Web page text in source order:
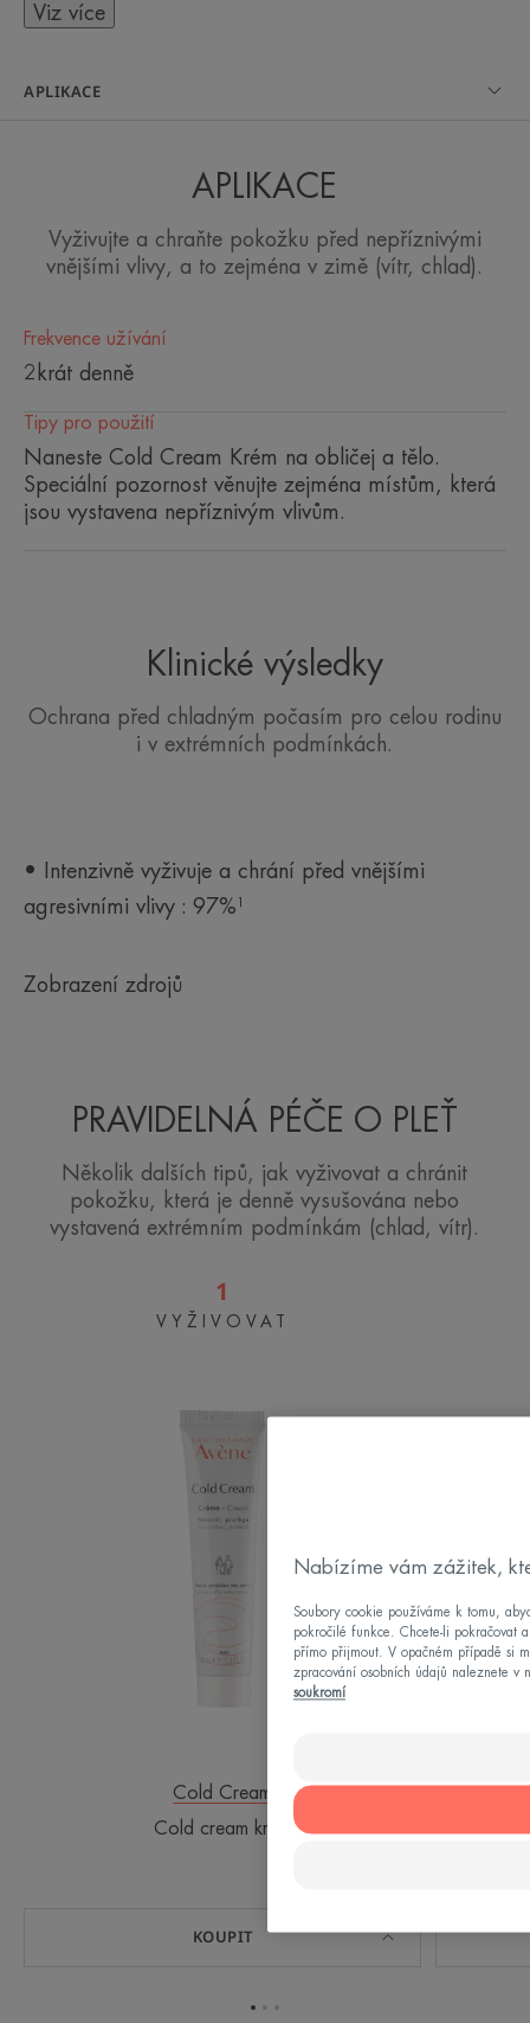
Péče o pleť, která ji vyživuje a
chrání i v extrémních podmínkách
Výhoda
Výživa a úleva pro suchou až velmi suchou
a citlivou pokožku. Krém vhodný pro celou rodinu.
• CHRÁNÍ před chladem.
Viz více
APLIKACE
APLIKACE
Vyživujte a chraňte pokožku před nepříznivými
vnějšími vlivy, a to zejména v zimě (vítr, chlad).
Frekvence užívání
2krát denně
Tipy pro použití
Naneste Cold Cream Krém na obličej a tělo.
Speciální pozornost věnujte zejména místům, která
jsou vystavena nepříznivým vlivům.
Klinické výsledky
Ochrana před chladným počasím pro celou rodinu
i v extrémních podmínkách.
• Intenzivně vyživuje a chrání před vnějšími
agresivními vlivy : 97%¹
Zobrazení zdrojů
PRAVIDELNÁ PÉČE O PLEŤ
Několik dalších tipů, jak vyživovat a chránit
pokožku, která je denně vysušována nebo
vystavená extrémním podmínkám (chlad, vítr).
1
Cold
VYŽIVOVAT
Cold Cream
Cold cream krém
KOUPIT
Nabízíme vám zážitek,
Soubory cookie používáme k tomu,
pokročilé funkce. Chcete-li pokračovat
přímo přijmout. V opačném případě si
zpracování osobních údajů naleznete v
soukromí